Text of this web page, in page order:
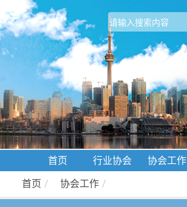
首页 行业协会 协会工作
首页 / 协会工作 /